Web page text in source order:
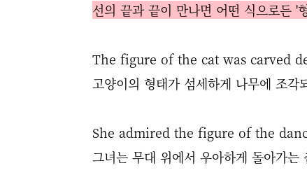
선의 끝과 끝이 만나면 어떤 식으로든 '
The figure of the cat was carved
고양이의 형태가 섬세하게 나무에 조각
She admired the figure of the
그녀는 무대 위에서 우아하게 돌아가는